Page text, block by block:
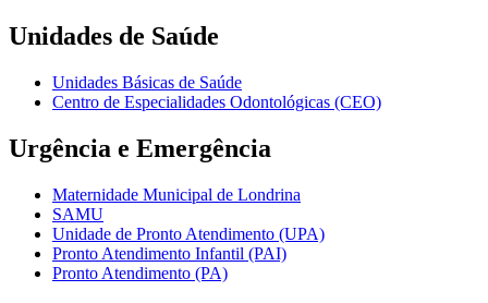
Unidades de Saúde
Unidades Básicas de Saúde
Centro de Especialidades Odontológicas (CEO)
Urgência e Emergência
Maternidade Municipal de Londrina
SAMU
Unidade de Pronto Atendimento (UPA)
Pronto Atendimento Infantil (PAI)
Pronto Atendimento (PA)